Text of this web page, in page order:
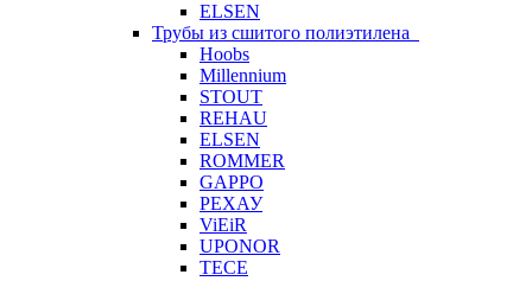
ELSEN
Трубы из сшитого полиэтилена
Hoobs
Millennium
STOUT
REHAU
ELSEN
ROMMER
GAPPO
РЕХАУ
ViEiR
UPONOR
TECE